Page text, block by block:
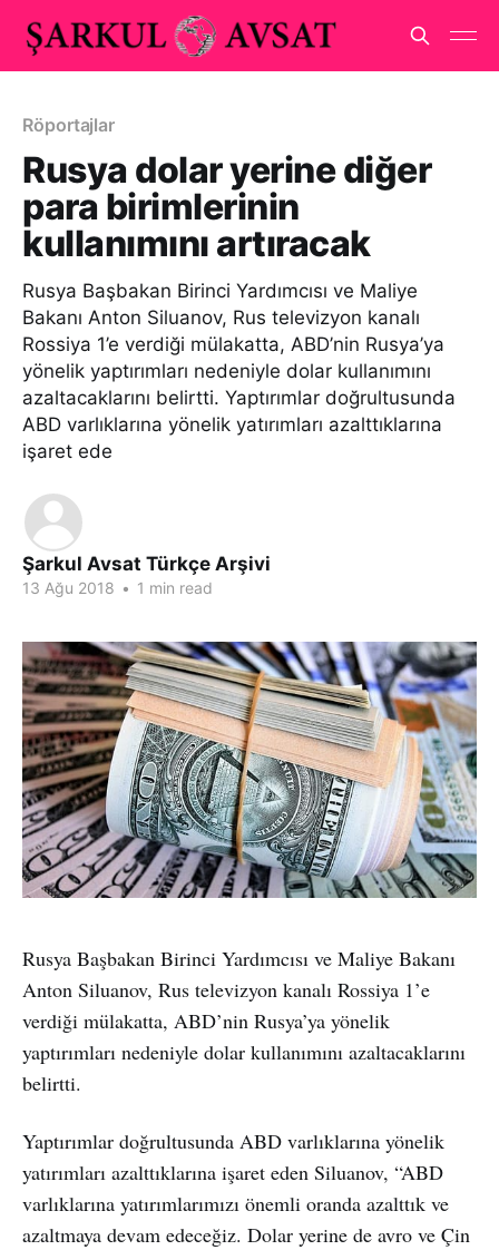
Röportajlar
Rusya dolar yerine diğer
para birimlerinin
kullanımını artıracak
Rusya Başbakan Birinci Yardımcısı ve Maliye
Bakanı Anton Siluanov, Rus televizyon kanalı
Rossiya 1’e verdiği mülakatta, ABD’nin Rusya’ya
yönelik yaptırımları nedeniyle dolar kullanımını
azaltacaklarını belirtti. Yaptırımlar doğrultusunda
ABD varlıklarına yönelik yatırımları azalttıklarına
işaret ede
Şarkul Avsat Türkçe Arşivi
13 Ağu 2018 • 1 min read
Rusya Başbakan Birinci Yardımcısı ve Maliye Bakanı
Anton Siluanov, Rus televizyon kanalı Rossiya 1’e
verdiği mülakatta, ABD’nin Rusya’ya yönelik
yaptırımları nedeniyle dolar kullanımını azaltacaklarını
belirtti.
Yaptırımlar doğrultusunda ABD varlıklarına yönelik
yatırımları azalttıklarına işaret eden Siluanov, “ABD
varlıklarına yatırımlarımızı önemli oranda azalttık ve
azaltmaya devam edeceğiz. Dolar yerine de avro ve Çin